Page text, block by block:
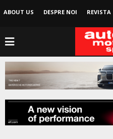
ABOUT US DESPRE NOI REVISTA